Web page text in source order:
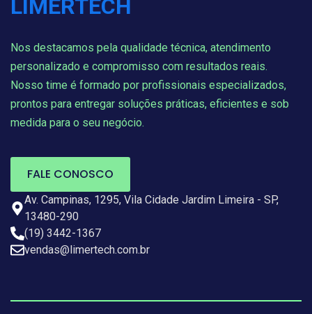
Nos destacamos pela qualidade técnica, atendimento
personalizado e compromisso com resultados reais.
Nosso time é formado por profissionais especializados,
prontos para entregar soluções práticas, eficientes e sob
medida para o seu negócio.
FALE CONOSCO
Av. Campinas, 1295, Vila Cidade Jardim Limeira - SP,
13480-290
(19) 3442-1367
vendas@limertech.com.br